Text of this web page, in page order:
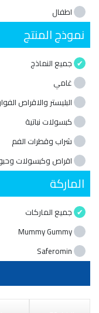
اطفال
نموذج المنتج
جميع النماذج
غامي
البليستر والاقراص
كبسولات نباتية
شراب وقطرات الفم
اقراص وكبسولات
الماركة
جميع الماركات